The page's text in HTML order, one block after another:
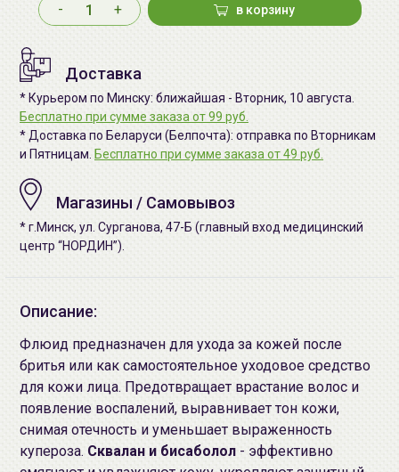
- + в корзину
Доставка
* Курьером по Минску: ближайшая - Вторник, 10 августа.
Бесплатно при сумме заказа от 99 руб.
* Доставка по Беларуси (Белпочта): отправка по Вторникам
и Пятницам. Бесплатно при сумме заказа от 49 руб.
Магазины / Самовывоз
* г.Минск, ул. Сурганова, 47-Б (главный вход медицинский
центр “НОРДИН”).
Описание:
Флюид предназначен для ухода за кожей после
бритья или как самостоятельное уходовое средство
для кожи лица. Предотвращает врастание волос и
появление воспалений, выравнивает тон кожи,
снимая отечность и уменьшает выраженность
купероза. Сквалан и бисаболол - эффективно